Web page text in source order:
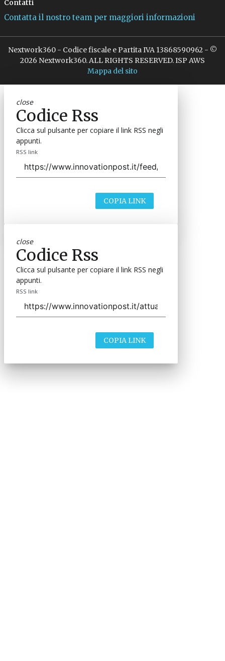
Contatti
Contatta il nostro team per maggiori informazioni
Nextwork360 - Codice fiscale e Partita IVA 13868590962 - ©
2026 Nextwork360. ALL RIGHTS RESERVED. ISP AWS
Mappa del sito
close
Codice Rss
Clicca sul pulsante per copiare il link RSS negli
appunti.
RSS link
COPIA LINK
close
Codice Rss
Clicca sul pulsante per copiare il link RSS negli
appunti.
RSS link
COPIA LINK